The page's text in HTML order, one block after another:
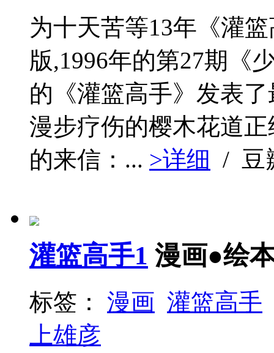
为十天苦等13年《灌
版,1996年的第27期《
的《灌篮高手》发表
漫步疗伤的樱木花道
的来信：... >详细 / 豆
灌篮高手1 漫画●绘
标签： 漫画 灌篮高手
上雄彦